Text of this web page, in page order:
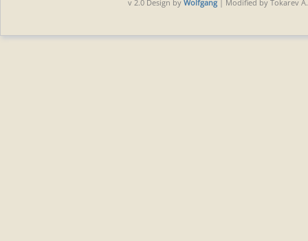
v 2.0 Design by Wolfgang | Modified by Tokarev